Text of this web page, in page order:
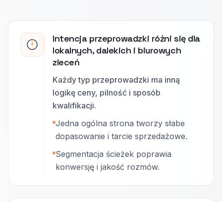
Intencja przeprowadzki różni się dla
lokalnych, dalekich i biurowych
zleceń
Każdy typ przeprowadzki ma inną
logikę ceny, pilność i sposób
kwalifikacji.
Jedna ogólna strona tworzy słabe
dopasowanie i tarcie sprzedażowe.
Segmentacja ścieżek poprawia
konwersję i jakość rozmów.